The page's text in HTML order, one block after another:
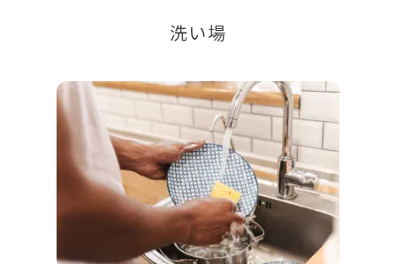
洗い場